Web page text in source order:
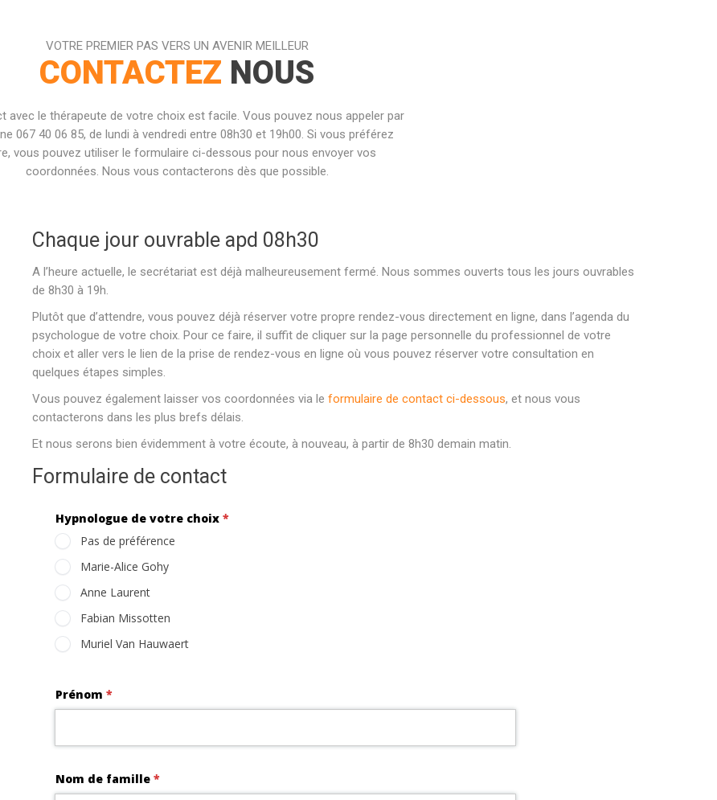
VOTRE PREMIER PAS VERS UN AVENIR MEILLEUR
CONTACTEZ NOUS
avec le thérapeute de votre choix est facile. Vous pouvez nous appeler par
067 40 06 85, de lundi à vendredi entre 08h30 et 19h00. Si vous préférez
vous pouvez utiliser le formulaire ci-dessous pour nous envoyer vos
coordonnées. Nous vous contacterons dès que possible.
Chaque jour ouvrable apd 08h30
A l’heure actuelle, le secrétariat est déjà malheureusement fermé. Nous sommes ouverts tous les jours ouvrables
de 8h30 à 19h.
Plutôt que d’attendre, vous pouvez déjà réserver votre propre rendez-vous directement en ligne, dans l’agenda du
psychologue de votre choix. Pour ce faire, il suffit de cliquer sur la page personnelle du professionnel de votre
choix et aller vers le lien de la prise de rendez-vous en ligne où vous pouvez réserver votre consultation en
quelques étapes simples.
Vous pouvez également laisser vos coordonnées via le formulaire de contact ci-dessous, et nous vous
contacterons dans les plus brefs délais.
Et nous serons bien évidemment à votre écoute, à nouveau, à partir de 8h30 demain matin.
Formulaire de contact